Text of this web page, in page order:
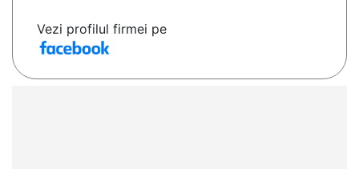
Vezi profilul firmei pe